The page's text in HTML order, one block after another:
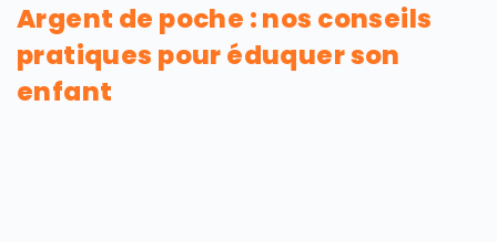
Argent de poche : nos conseils
pratiques pour éduquer son
enfant